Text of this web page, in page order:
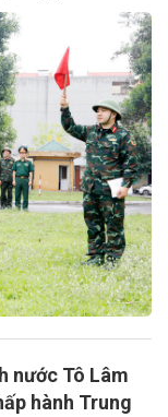
nước Tô Lâm
hành Trung